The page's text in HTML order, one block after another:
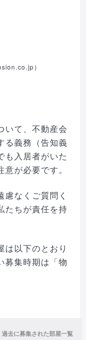
）
いて、不動産会
る義務（告知義
も入居者がいた
が必要です。
なくご質問く
たちが責任を持
は以下のとおり
募集時期は「物
過去に募集された部屋一覧